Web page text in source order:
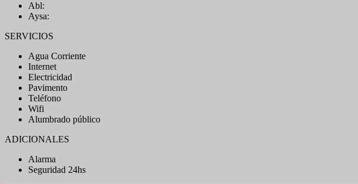
Abl:
Aysa:
SERVICIOS
Agua Corriente
Internet
Electricidad
Pavimento
Teléfono
Wifi
Alumbrado público
ADICIONALES
Alarma
Seguridad 24hs